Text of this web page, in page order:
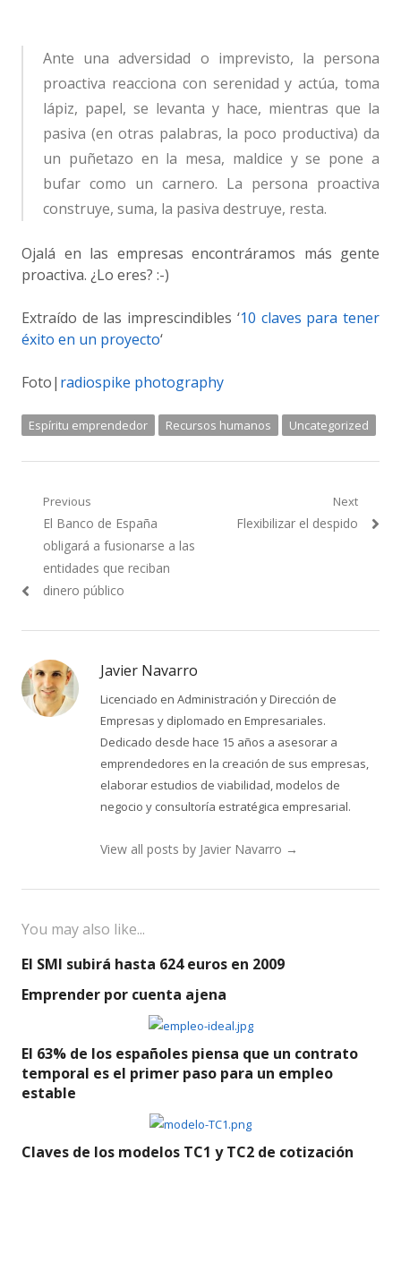
Ante una adversidad o imprevisto, la persona
proactiva reacciona con serenidad y actúa, toma
lápiz, papel, se levanta y hace, mientras que la
pasiva (en otras palabras, la poco productiva) da
un puñetazo en la mesa, maldice y se pone a
bufar como un carnero. La persona proactiva
construye, suma, la pasiva destruye, resta.
Ojalá en las empresas encontráramos más gente
proactiva. ¿Lo eres? :-)
Extraído de las imprescindibles ‘10 claves para tener
éxito en un proyecto‘
Foto| radiospike photography
Espíritu emprendedor Recursos humanos Uncategorized
Navegación
de
entradas
Previous
Previous
post:
El Banco de España
obligará a fusionarse a las
entidades que reciban
dinero público
Next
Next
Flexibilizar el despido
Javier Navarro
Licenciado en Administración y Dirección de
Empresas y diplomado en Empresariales.
Dedicado desde hace 15 años a asesorar a
emprendedores en la creación de sus empresas,
elaborar estudios de viabilidad, modelos de
negocio y consultoría estratégica empresarial.
View all posts by Javier Navarro →
You may also like...
El SMI subirá hasta 624 euros en 2009
Emprender por cuenta ajena
El 63% de los españoles piensa que un contrato
temporal es el primer paso para un empleo
estable
Claves de los modelos TC1 y TC2 de cotización